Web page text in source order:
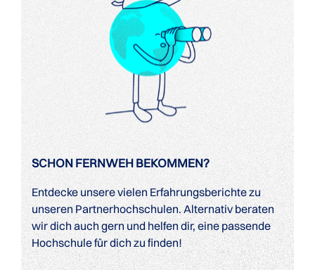
SCHON FERNWEH BEKOMMEN?
Entdecke unsere vielen Erfahrungsberichte zu
unseren Partnerhochschulen. Alternativ beraten
wir dich auch gern und helfen dir, eine passende
Hochschule für dich zu finden!